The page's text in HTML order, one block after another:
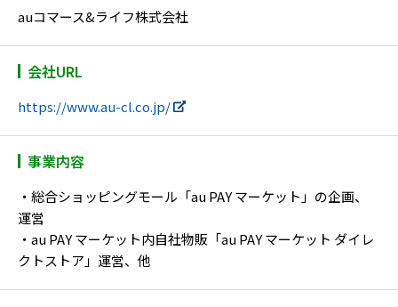
auコマース&ライフ株式会社
会社URL
https://www.au-cl.co.jp/
事業内容
・総合ショッピングモール「au PAY マーケット」の企画、
運営
・au PAY マーケット内自社物販「au PAY マーケット ダイレ
クトストア」運営、他